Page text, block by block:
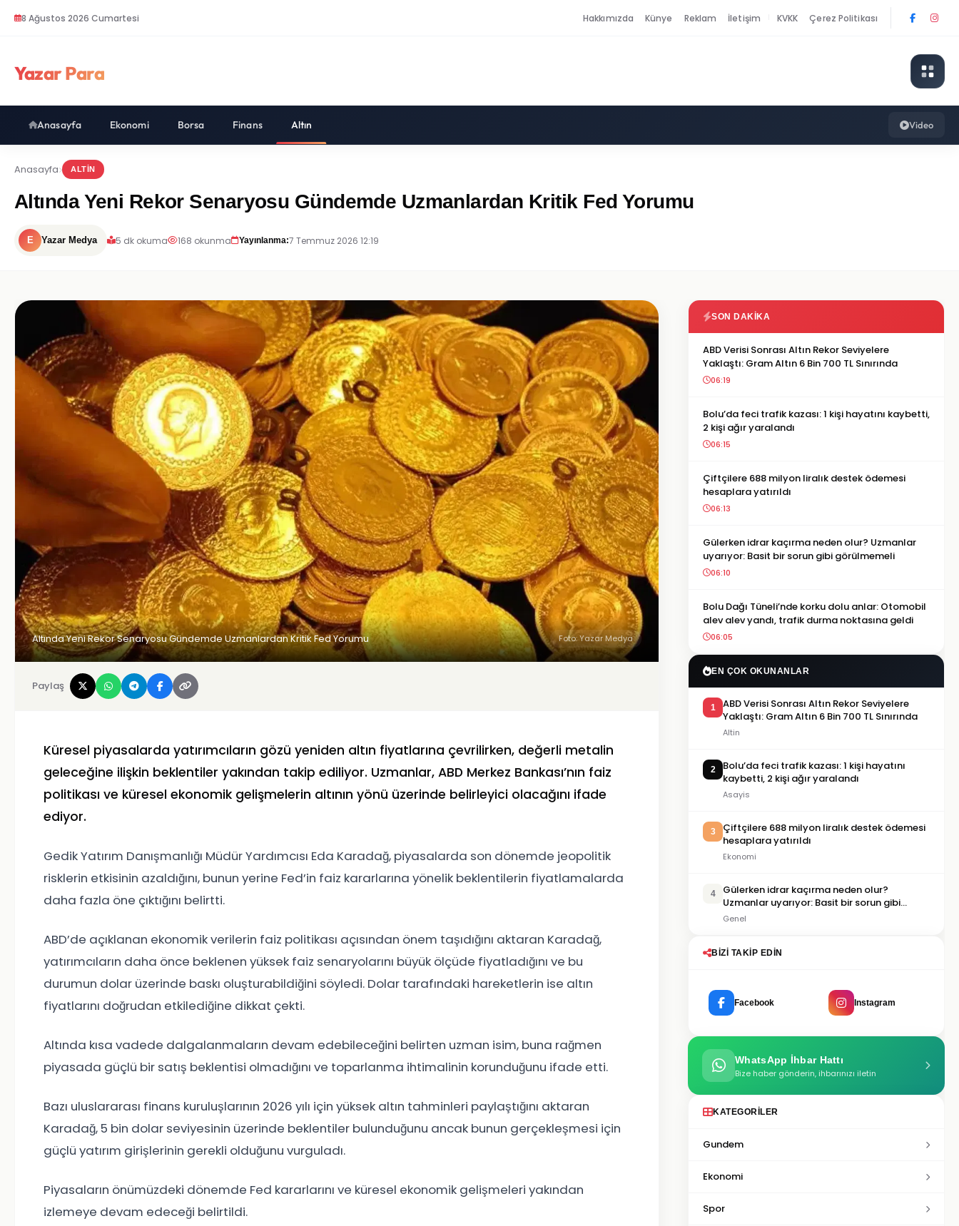
8 Ağustos 2026 Cumartesi Hakkımızda Künye Reklam İletişim KVKK Çerez Politikası
Yazar Para
Anasayfa Ekonomi Borsa Finans Altın Video
Anasayfa ALTIN
Altında Yeni Rekor Senaryosu Gündemde Uzmanlardan Kritik Fed Yorumu
E Yazar Medya 5 dk okuma 168 okunma Yayınlanma:7 Temmuz 2026 12:19
Altında Yeni Rekor Senaryosu Gündemde Uzmanlardan Kritik Fed Yorumu Foto: Yazar Medya
Paylaş
Küresel piyasalarda yatırımcıların gözü yeniden altın fiyatlarına çevrilirken, değerli metalin
geleceğine ilişkin beklentiler yakından takip ediliyor. Uzmanlar, ABD Merkez Bankası’nın faiz
politikası ve küresel ekonomik gelişmelerin altının yönü üzerinde belirleyici olacağını ifade
ediyor.
Gedik Yatırım Danışmanlığı Müdür Yardımcısı Eda Karadağ, piyasalarda son dönemde jeopolitik
risklerin etkisinin azaldığını, bunun yerine Fed’in faiz kararlarına yönelik beklentilerin fiyatlamalarda
daha fazla öne çıktığını belirtti.
ABD’de açıklanan ekonomik verilerin faiz politikası açısından önem taşıdığını aktaran Karadağ,
yatırımcıların daha önce beklenen yüksek faiz senaryolarını büyük ölçüde fiyatladığını ve bu
durumun dolar üzerinde baskı oluşturabildiğini söyledi. Dolar tarafındaki hareketlerin ise altın
fiyatlarını doğrudan etkilediğine dikkat çekti.
Altında kısa vadede dalgalanmaların devam edebileceğini belirten uzman isim, buna rağmen
piyasada güçlü bir satış beklentisi olmadığını ve toparlanma ihtimalinin korunduğunu ifade etti.
Bazı uluslararası finans kuruluşlarının 2026 yılı için yüksek altın tahminleri paylaştığını aktaran
Karadağ, 5 bin dolar seviyesinin üzerinde beklentiler bulunduğunu ancak bunun gerçekleşmesi için
güçlü yatırım girişlerinin gerekli olduğunu vurguladı.
Piyasaların önümüzdeki dönemde Fed kararlarını ve küresel ekonomik gelişmeleri yakından
izlemeye devam edeceği belirtildi.
SON DAKIKA
ABD Verisi Sonrası Altın Rekor Seviyelere
Yaklaştı: Gram Altın 6 Bin 700 TL Sınırında
06:19
Bolu’da feci trafik kazası: 1 kişi hayatını kaybetti,
2 kişi ağır yaralandı
06:15
Çiftçilere 688 milyon liralık destek ödemesi
hesaplara yatırıldı
06:13
Gülerken idrar kaçırma neden olur? Uzmanlar
uyarıyor: Basit bir sorun gibi görülmemeli
06:10
Bolu Dağı Tüneli’nde korku dolu anlar: Otomobil
alev alev yandı, trafik durma noktasına geldi
06:05
EN ÇOK OKUNANLAR
1
ABD Verisi Sonrası Altın Rekor Seviyelere
Yaklaştı: Gram Altın 6 Bin 700 TL Sınırında
Altin
2
Bolu’da feci trafik kazası: 1 kişi hayatını
kaybetti, 2 kişi ağır yaralandı
Asayis
3
Çiftçilere 688 milyon liralık destek ödemesi
hesaplara yatırıldı
Ekonomi
4
Gülerken idrar kaçırma neden olur?
Uzmanlar uyarıyor: Basit bir sorun gibi
görülmemeli
Genel
BIZI TAKIP EDIN
Facebook Instagram
WhatsApp İhbar Hattı
Bize haber gönderin, ihbarınızı iletin
KATEGORILER
Gundem
Ekonomi
Spor